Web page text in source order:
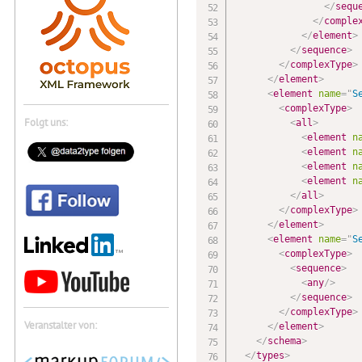
Folgt uns:
Veranstalter von:
</
</
</element>
</sequence>
</complexType>
</element>
<element name="
<complexType>
<all>
<element
<element
<element
<element
</all>
</complexType>
</element>
<element name="
<complexType>
<sequence>
<any/>
</sequence>
</complexType>
</element>
</schema>
</types>